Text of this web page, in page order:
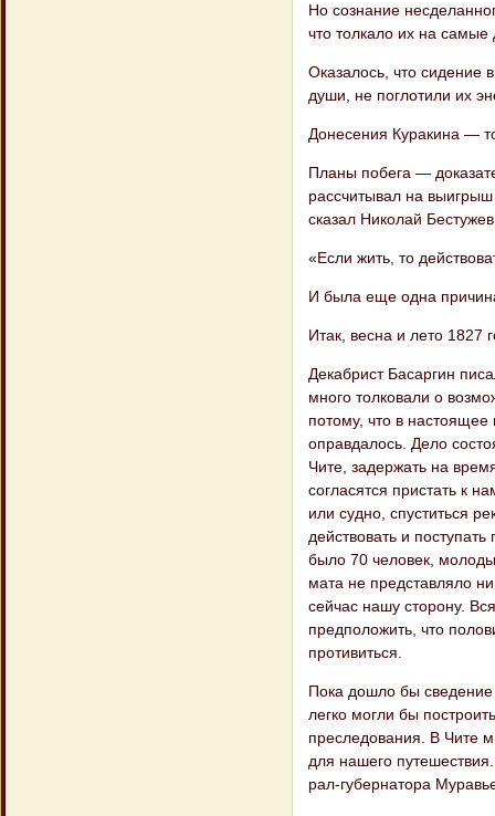
Но сознание
что толкало их на
Оказалось, что сидение
души, не по​глотили их
Донесения Куракина —
Планы побега —
рассчитывал на
сказал Николай
«Если жить, то
И была еще одна
Итак, весна и лето 1827
Декабрист Басаргин
много тол​ковали о
потому, что в
оправдалось. Дело
Чите, задержать на
согласятся при​стать к
или судно, спуститься
действовать и
было 70 человек,
мата не представляло
сейчас нашу сто​рону.
предположить, что
противиться.
Пока дошло бы
легко могли бы
преследования. В Чите
для нашего
рал-губернатора